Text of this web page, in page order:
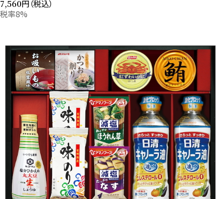
7,560円（税込）
税率8%